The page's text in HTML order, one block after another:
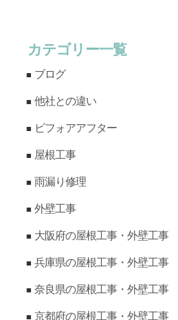
カテゴリー一覧
ブログ
他社との違い
ビフォアアフター
屋根工事
雨漏り修理
外壁工事
大阪府の屋根工事・外壁工事
兵庫県の屋根工事・外壁工事
奈良県の屋根工事・外壁工事
京都府の屋根工事・外壁工事